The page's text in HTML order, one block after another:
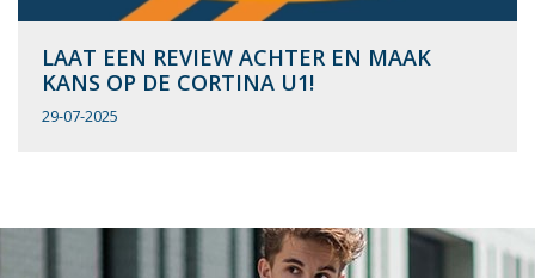
LAAT EEN REVIEW ACHTER EN MAAK
KANS OP DE CORTINA U1!
29-07-2025